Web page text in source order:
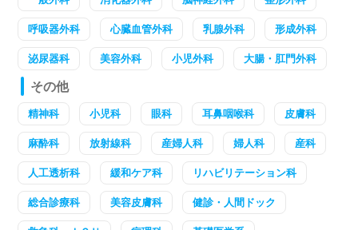
呼吸器外科 心臓血管外科 乳腺外科 形成外科
泌尿器科 美容外科 小児外科 大腸・肛門外科
その他
精神科 小児科 眼科 耳鼻咽喉科 皮膚科
麻酔科 放射線科 産婦人科 婦人科 産科
人工透析科 緩和ケア科 リハビリテーション科
総合診療科 美容皮膚科 健診・人間ドック